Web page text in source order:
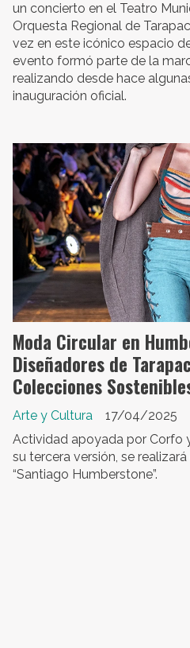
un concierto en el Teatro
Orquesta Regional de
vez en este icónico espacio
evento formó parte de la
realizando desde hace
inauguración oficial.
Moda Circular en
Diseñadores de
Colecciones
Arte y Cultura
17/04/2025
Actividad apoyada por Corfo
su tercera versión, se
“Santiago Humberstone”.